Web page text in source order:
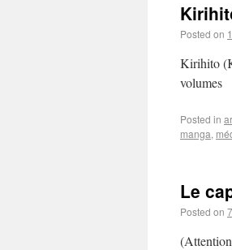
Posted on
Kirihito
volumes
Posted in
manga,
Le
Posted on